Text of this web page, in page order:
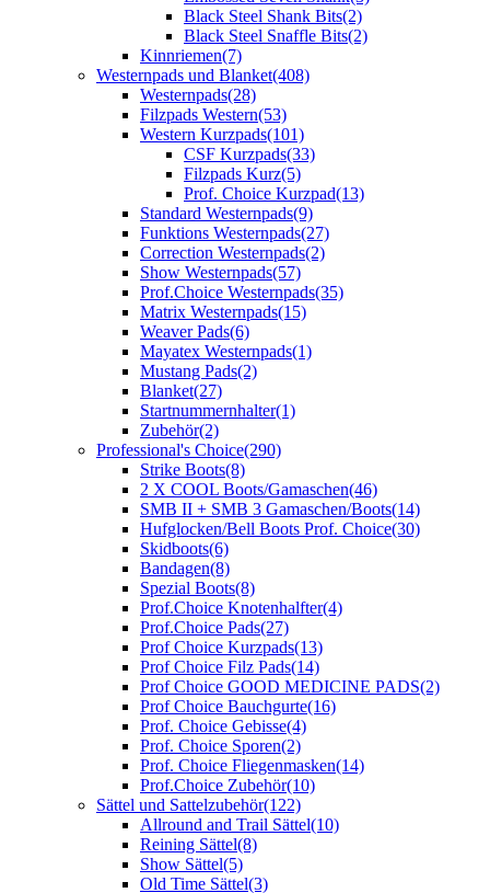
Black Steel Shank Bits(2)
Black Steel Snaffle Bits(2)
Kinnriemen(7)
Westernpads und Blanket(408)
Westernpads(28)
Filzpads Western(53)
Western Kurzpads(101)
CSF Kurzpads(33)
Filzpads Kurz(5)
Prof. Choice Kurzpad(13)
Standard Westernpads(9)
Funktions Westernpads(27)
Correction Westernpads(2)
Show Westernpads(57)
Prof.Choice Westernpads(35)
Matrix Westernpads(15)
Weaver Pads(6)
Mayatex Westernpads(1)
Mustang Pads(2)
Blanket(27)
Startnummernhalter(1)
Zubehör(2)
Professional's Choice(290)
Strike Boots(8)
2 X COOL Boots/Gamaschen(46)
SMB II + SMB 3 Gamaschen/Boots(14)
Hufglocken/Bell Boots Prof. Choice(30)
Skidboots(6)
Bandagen(8)
Spezial Boots(8)
Prof.Choice Knotenhalfter(4)
Prof.Choice Pads(27)
Prof Choice Kurzpads(13)
Prof Choice Filz Pads(14)
Prof Choice GOOD MEDICINE PADS(2)
Prof Choice Bauchgurte(16)
Prof. Choice Gebisse(4)
Prof. Choice Sporen(2)
Prof. Choice Fliegenmasken(14)
Prof.Choice Zubehör(10)
Sättel und Sattelzubehör(122)
Allround and Trail Sättel(10)
Reining Sättel(8)
Show Sättel(5)
Old Time Sättel(3)